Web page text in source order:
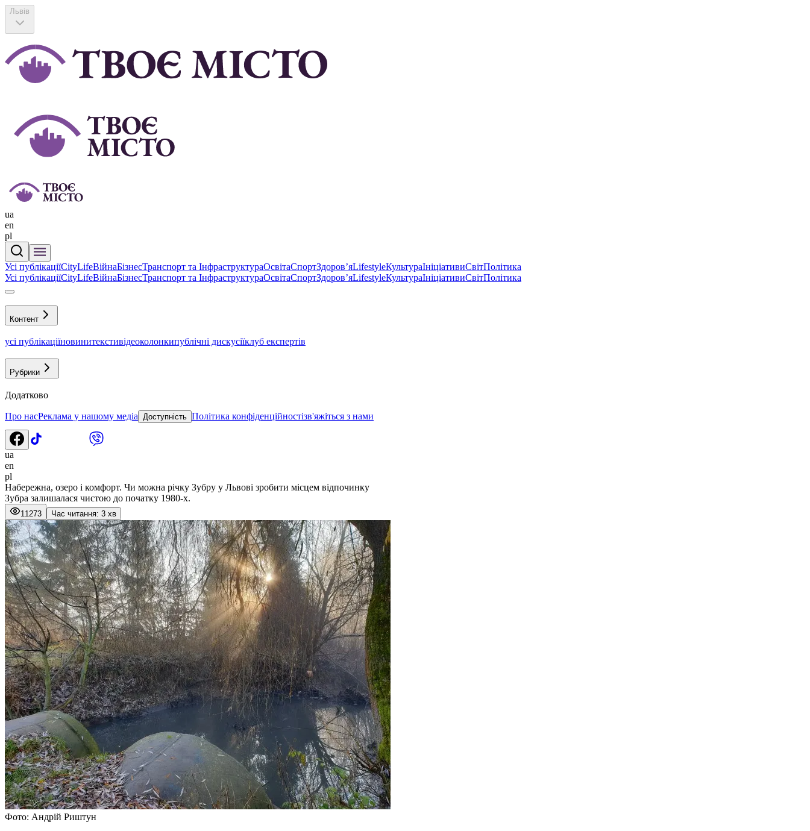
Львів
ua
en
pl
Усі публікаціїCityLifeВійнаБізнесТранспорт та ІнфраструктураОсвітаСпортЗдоровʼяLifestyleКультураІніціативиСвітПолітика
Усі публікаціїCityLifeВійнаБізнесТранспорт та ІнфраструктураОсвітаСпортЗдоровʼяLifestyleКультураІніціативиСвітПолітика
Контент
усі публікаціїновинитекстивідеоколонкипублічні дискусіїклуб експертів
Рубрики
Додатково
Про насРеклама у нашому медіа Доступність Політика конфіденційностізв'яжіться з нами
ua
en
pl
Набережна, озеро і комфорт. Чи можна річку Зубру у Львові зробити місцем відпочинку
Зубра залишалася чистою до початку 1980-х.
11273 Час читання: 3 хв
Фото: Андрій Риштун